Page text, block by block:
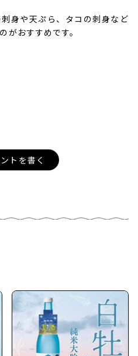
身や天ぷら、タコの刺身など
がおすすめです。
トを書く